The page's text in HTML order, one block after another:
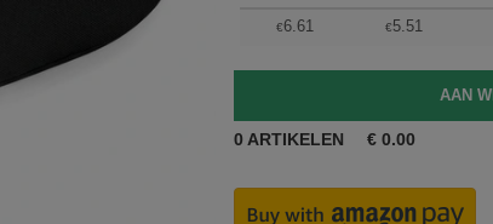
€6.61 €5.51
0 ARTIKELEN € 0.00